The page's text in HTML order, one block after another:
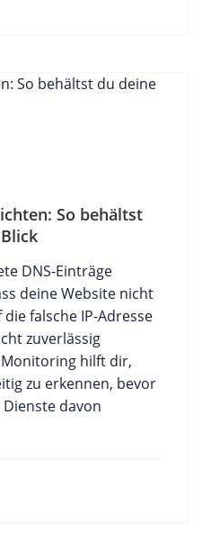
So behältst
DNS-Einträge
deine Website nicht
falsche IP-Adresse
zuverlässig
hilft dir,
zu erkennen, bevor
davon